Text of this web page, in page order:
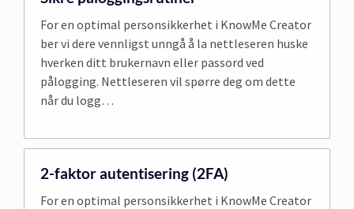
For en optimal personsikkerhet i KnowMe Creator
ber vi dere vennligst unngå å la nettleseren huske
hverken ditt brukernavn eller passord ved
pålogging. Nettleseren vil spørre deg om dette
når du logg…
2-faktor autentisering (2FA)
For en optimal personsikkerhet i KnowMe Creator